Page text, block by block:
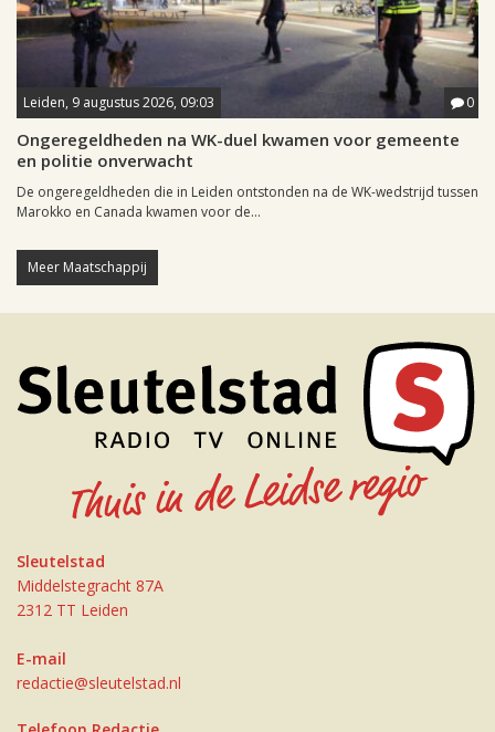
Leiden, 9 augustus 2026, 09:03 0
Ongeregeldheden na WK-duel kwamen voor gemeente
en politie onverwacht
De ongeregeldheden die in Leiden ontstonden na de WK-wedstrijd tussen
Marokko en Canada kwamen voor de...
Meer Maatschappij
Sleutelstad
Middelstegracht 87A
2312 TT Leiden
E-mail
redactie@sleutelstad.nl